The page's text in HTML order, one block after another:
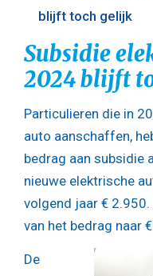
blijft toch gelijk
Subsidie
2024 blijft
Particulieren die in
auto aanschaffen,
bedrag aan subsidie
nieuwe elektrische
volgend jaar €
van het bedrag naar
De